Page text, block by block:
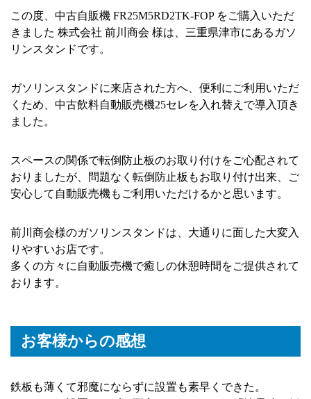
この度、中古自販機 FR25M5RD2TK-FOP をご購入いただ
きました 株式会社 前川商会 様は、三重県津市にあるガソ
リンスタンドです。
ガソリンスタンドに来店された方へ、便利にご利用いただ
くため、中古飲料自動販売機25セレを入れ替えで導入頂き
ました。
スペースの関係で転倒防止板のお取り付けをご心配されて
おりましたが、問題なく転倒防止板もお取り付け出来、ご
安心して自動販売機もご利用いただけるかと思います。
前川商会様のガソリンスタンドは、大通りに面した大変入
りやすいお店です。
多くの方々に自動販売機で癒しの休憩時間をご提供されて
おります。
お客様からの感想
鉄板も薄くて邪魔にならずに設置も素早くできた。